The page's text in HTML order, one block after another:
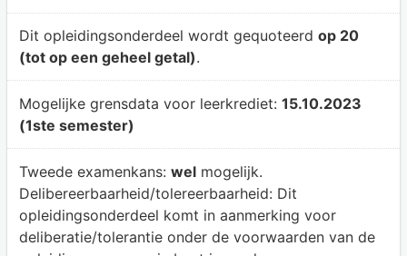
Dit opleidingsonderdeel wordt gequoteerd op 20
(tot op een geheel getal).
Mogelijke grensdata voor leerkrediet: 15.10.2023
(1ste semester)
Tweede examenkans: welmogelijk.
Delibereerbaarheid/tolereerbaarheid: Dit
opleidingsonderdeel komt in aanmerking voor
deliberatie/tolerantie onder de voorwaarden van de